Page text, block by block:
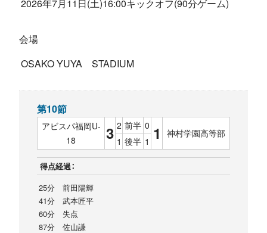
会場
OSAKO YUYA STADIUM
第10節
アビスパ福岡U-
18
3 2 前半 0 1 神村学園高等部
1 後半 1
得点経過：
25分 前田陽輝
41分 武本匠平
60分 失点
87分 佐山謙